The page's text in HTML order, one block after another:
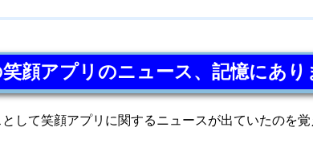
顔アプリのニュース、記憶にあり
して笑顔アプリに関するニュースが出ていたのを覚